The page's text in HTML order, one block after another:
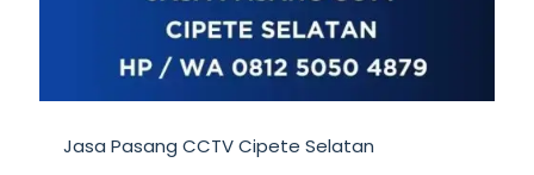
Jasa Pasang CCTV Cipete Selatan